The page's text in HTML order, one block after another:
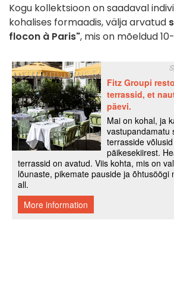
Kogu kollektsioon on saadaval
kohalises formaadis, välja arvatud
flocon à Paris", mis on mõeldud